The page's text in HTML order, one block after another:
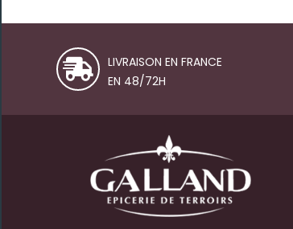
LIVRAISON EN FRANCE
EN 48/72H